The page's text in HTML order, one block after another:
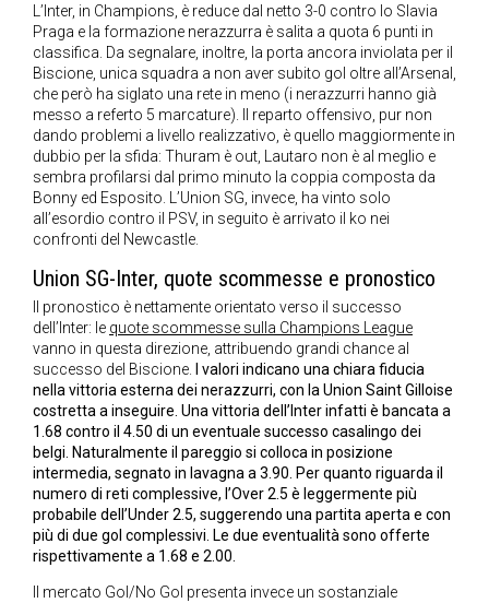
L’Inter, in Champions, è reduce dal netto 3-0 contro lo Slavia
Praga e la formazione nerazzurra è salita a quota 6 punti in
classifica. Da segnalare, inoltre, la porta ancora inviolata per il
Biscione, unica squadra a non aver subito gol oltre all’Arsenal,
che però ha siglato una rete in meno (i nerazzurri hanno già
messo a referto 5 marcature). Il reparto offensivo, pur non
dando problemi a livello realizzativo, è quello maggiormente in
dubbio per la sfida: Thuram è out, Lautaro non è al meglio e
sembra profilarsi dal primo minuto la coppia composta da
Bonny ed Esposito. L’Union SG, invece, ha vinto solo
all’esordio contro il PSV, in seguito è arrivato il ko nei
confronti del Newcastle.
Union SG-Inter, quote scommesse e pronostico
Il pronostico è nettamente orientato verso il successo
dell’Inter: le quote scommesse sulla Champions League
vanno in questa direzione, attribuendo grandi chance al
successo del Biscione.
I valori indicano una chiara fiducia
nella vittoria esterna dei nerazzurri, con la Union Saint Gilloise
costretta a inseguire. Una vittoria dell’Inter infatti è bancata a
1.68 contro il 4.50 di un eventuale successo casalingo dei
belgi. Naturalmente il pareggio si colloca in posizione
intermedia, segnato in lavagna a 3.90. Per quanto riguarda il
numero di reti complessive, l’Over 2.5 è leggermente più
probabile dell’Under 2.5, suggerendo una partita aperta e con
più di due gol complessivi. Le due eventualità sono offerte
rispettivamente a 1.68 e 2.00.
Il mercato Gol/No Gol presenta invece un sostanziale